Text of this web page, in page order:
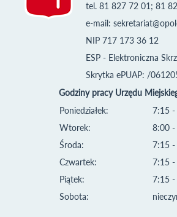
tel. 81 827 72 01; 81
e-mail:
NIP 717 173 36 12
ESP - Elektroniczna
Skrytka ePUAP: /
Godziny pracy Urzędu
Poniedziałek:
Wtorek:
Środa:
Czwartek:
Piątek:
Sobota:
7:15
8:00
7:15
7:15
7:15